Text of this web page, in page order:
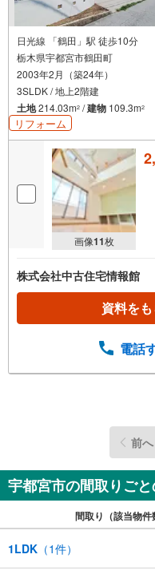
日光線 「鶴田」駅 徒歩10分
栃木県宇都宮市鶴田町
2003年2月（築24年）
3SLDK / 地上2階建
土地214.03m2 /建物 109.3m2
リフォーム
画像11枚
株式会社中古住宅情報館
資料をも
電話
前へ
宇都宮市の間取りご
間取り（該当物件
1LDK （1件）